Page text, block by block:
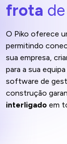
frota
O Piko oferece
permitindo
sua empresa,
para a sua
software de
construção
interligado em